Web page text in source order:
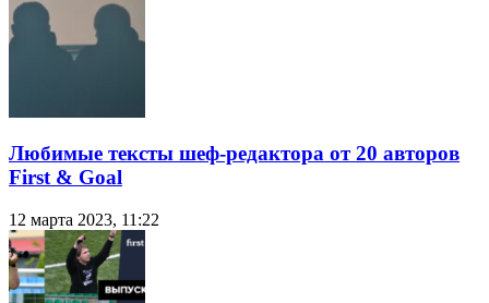
Любимые тексты шеф-редактора от 20 авторов
First & Goal
12 марта 2023, 11:22